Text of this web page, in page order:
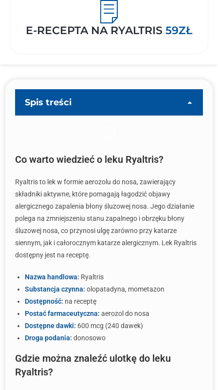
E-RECEPTA NA RYALTRIS 59ZŁ
Spis treści
Co warto wiedzieć o leku Ryaltris?
Ryaltris to lek w formie aerozolu do nosa, zawierający
składniki aktywne, które pomagają łagodzić objawy
alergicznego zapalenia błony śluzowej nosa. Jego działanie
polega na zmniejszeniu stanu zapalnego i obrzęku błony
śluzowej nosa, co przynosi ulgę zarówno przy katarze
siennym, jak i całorocznym katarze alergicznym. Lek Ryaltris
dostępny jest na receptę.
Nazwa handlowa: Ryaltris
Substancja czynna: olopatadyna, mometazon
Dostępność: na receptę
Postać farmaceutyczna: aerozol do nosa
Dostępne dawki: 600 mcg (240 dawek)
Droga podania: donosowo
Gdzie można znaleźć ulotkę do leku
Ryaltris?